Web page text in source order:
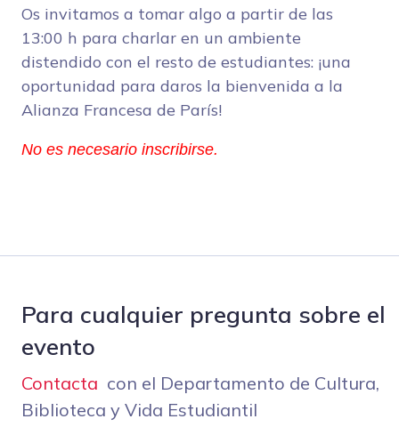
Os invitamos a tomar algo a partir de las
13:00 h para charlar en un ambiente
distendido con el resto de estudiantes: ¡una
oportunidad para daros la bienvenida a la
Alianza Francesa de París!
No es necesario inscribirse.
Para cualquier pregunta sobre el
evento
Contacta con el Departamento de Cultura,
Biblioteca y Vida Estudiantil